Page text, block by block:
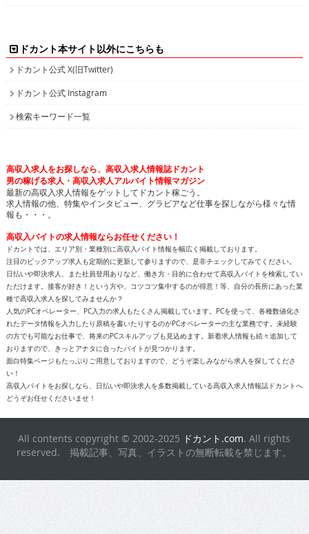
ドカント本サイト以外にこちらも
ドカント公式 X(旧Twitter)
ドカント公式 Instagram
検索キーワード一覧
高収入求人をお探しなら、高収入求人情報誌ドカント
男の稼げる求人・高収入求人アルバイト情報マガジン
最新の高収入求人情報をゲットしてドカント稼ごう。
求人情報の他、特集やインタビュー、グラビアなど仕事を探しながら様々な情
報も・・・。
高収入バイトの求人情報ならお任せください！
ドカントでは、エリア別・業種別に高収入バイト情報を幅広く掲載しております。
注目のピックアップ求人も定期的に更新して参りますので、是非チェックしてみてください。
日払いや即決求人、また社員登用ありなど、働き方・目的に合わせて高収入バイトを検索してい
ただけます。接客が好き！という方や、コツコツ集中するのが得意！等、自分の長所にあった業
種で高収入求人を探してみませんか？
人気のPCオペレーター、PC入力の求人もたくさん掲載しています。PCを使って、各種数値化さ
れたデータ情報を入力したり原稿を書いたりするのがPCオペレーターの主な業務です。未経験
の方でも可能なお仕事で、将来のPCスキルアップも見込めます。新着求人情報も続々追加して
おりますので、きっとアナタに合ったバイトが見つかります。
面白特集ページもたっぷりご用意しておりますので、どうぞ楽しみながら求人を探してくださ
い！
高収入バイトをお探しなら、日払いや即決求人を多数掲載している高収入求人情報誌ドカントへ
どうぞお任せくださいませ！
All contents copyright © 2002-2025 ドカント.com. All rights
reserved. 掲載記事、写真、イラストの無断転載を禁じます。